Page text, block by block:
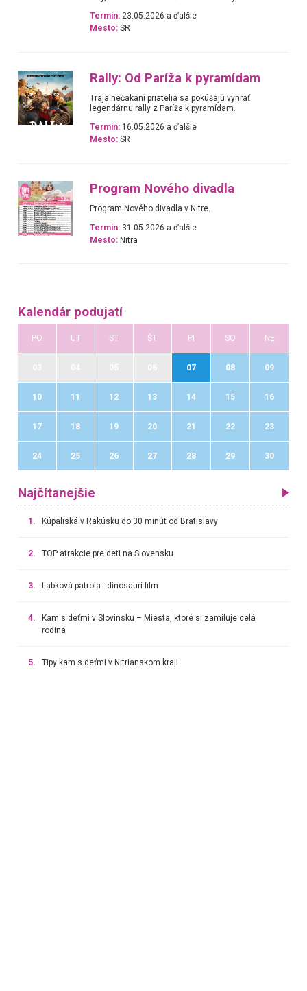
Termín: 23.05.2026 a ďalšie
Mesto: SR
Rally: Od Paríža k pyramídam
Traja nečakaní priatelia sa pokúšajú vyhrať
legendárnu rally z Paríža k pyramídam.
Termín: 16.05.2026 a ďalšie
Mesto: SR
Program Nového divadla
Program Nového divadla v Nitre.
Termín: 31.05.2026 a ďalšie
Mesto: Nitra
Kalendár podujatí
PO UT ST ŠT PI SO NE
07 08 09
10 11 12 13 14 15 16
17 18 19 20 21 22 23
24 25 26 27 28 29 30
Najčítanejšie
1. Kúpaliská v Rakúsku do 30 minút od Bratislavy
2. TOP atrakcie pre deti na Slovensku
3. Labková patrola - dinosaurí film
4.
Kam s deťmi v Slovinsku – Miesta, ktoré si zamiluje celá
rodina
5. Tipy kam s deťmi v Nitrianskom kraji